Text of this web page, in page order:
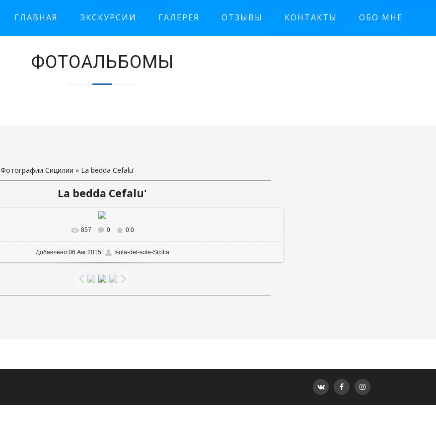
ГЛАВНАЯ ЭКСКУРСИИ ГАЛЕРЕЯ ОТЗЫВЫ КОНТАКТЫ ОБО МНЕ
Фотографии Сицилии » La bedda Cefalu'
La bedda Cefalu'
В реальном размере 754x507
857 0 0.0
Добавлено06 Авг 2015 Isola-del-sole-Sicilia